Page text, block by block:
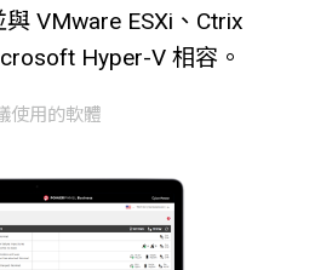
VMware ESXi、Ctrix
Hyper-V 相容。
使用的軟體